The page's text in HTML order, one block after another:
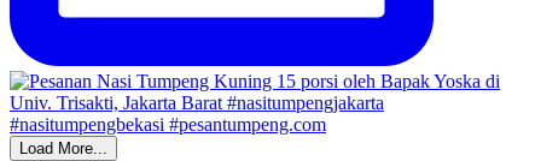
Load More...